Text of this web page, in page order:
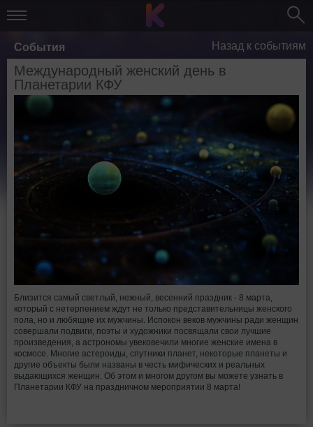
События Назад к событиям
Международный женский день в
Планетарии КФУ
Близится самый светлый, нежный, весенний праздник - 8 марта,
который с нетерпением ждут не только представительницы женского
пола, но и любящие их мужчины. Испокон веков мужчины ради женщин
совершали подвиги, поэты и художники посвящали свои лучшие
произведения, а астрономы увековечили многие женские имена в
космосе. Многие астероиды, спутники планет, некоторые планеты и
другие объекты были названы в честь мифических и реальных
выдающихся женщин. Об этом и многом другом вы можете узнать в
Планетарии КФУ на праздничном мероприятии 8 марта!